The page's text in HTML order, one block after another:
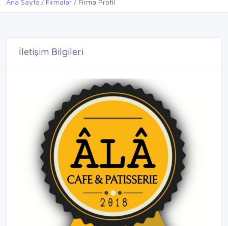
Ana Sayfa Firmalar Firma Profil
İletişim Bilgileri